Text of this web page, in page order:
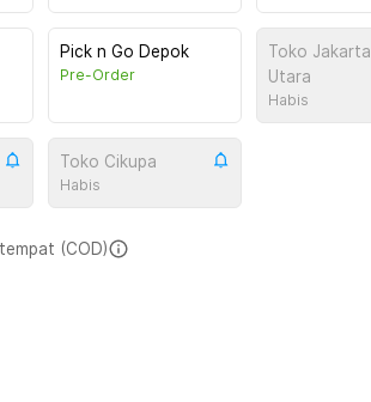
Pick n Go Depok
Pre-Order
Toko Jakarta
Utara
Habis
Toko Cikupa
Habis
(COD)